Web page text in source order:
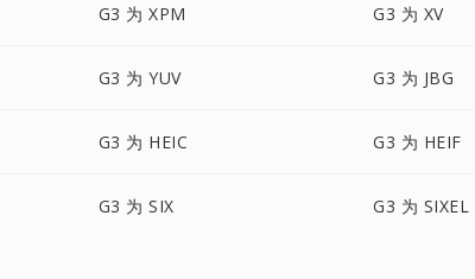
G3 为 XPM G3 为 XV
G3 为 YUV G3 为 JBG
G3 为 HEIC G3 为 HEIF
G3 为 SIX G3 为 SIXEL